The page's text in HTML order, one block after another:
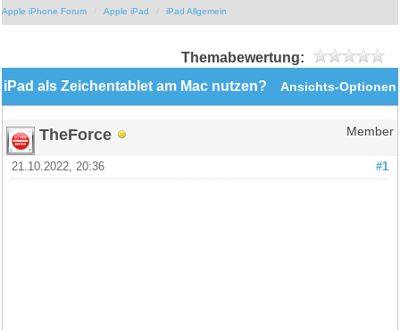
Apple iPhone Forum Apple iPad iPad Allgemein
Themabewertung:
Ansichts-Optionen
iPad als Zeichentablet am Mac nutzen?
TheForce Member
#1
21.10.2022, 20:36